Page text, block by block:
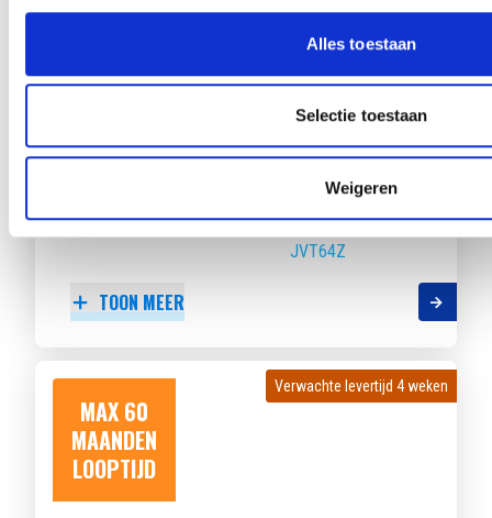
Alles toestaan
Selectie toestaan
Weigeren
LOOPTIJD
HYUNDAI I10
Bouwjaar 20264.211 km geredenKenteken
JVT64Z
TOON MEER
MAX 60
MAANDEN
LOOPTIJD
Verwachte levertijd 4 weken
Verwachte levertijd 4 weken